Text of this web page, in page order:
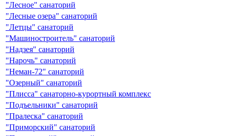
"Лесное" санаторий
"Лесные озера" санаторий
"Летцы" санаторий
"Машиностроитель" санаторий
"Надзея" санаторий
"Нарочь" санаторий
"Неман-72" санаторий
"Озерный" санаторий
"Плисса" санаторно-курортный комплекс
"Подъельники" санаторий
"Пралеска" санаторий
"Приморский" санаторий